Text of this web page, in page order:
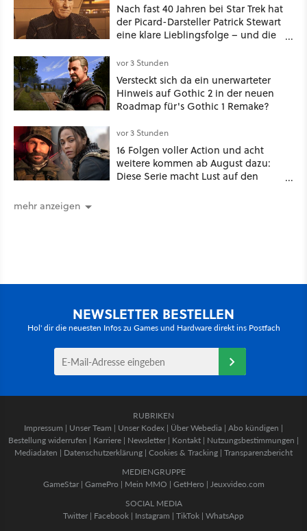
Nach fast 40 Jahren bei Star Trek hat
der Picard-Darsteller Patrick Stewart
eine klare Lieblingsfolge – und die
vor 3 Stunden
Versteckt sich da ein unerwarteter
Hinweis auf Gothic 2 in der neuen
Roadmap für's Gothic 1 Remake?
vor 3 Stunden
16 Folgen voller Action und acht
weitere kommen ab August dazu:
Diese Serie macht Lust auf den
mehr anzeigen
NEWSLETTER BESTELLEN
Hol' dir die neuesten Infos zu Games und Hardware direkt ins Postfach
RUBRIKEN
Impressum | Unser Team | Unser Kodex | Über Webedia | Abo kündigen |
Bestellung widerrufen | Karriere | Newsletter | Kontakt | Nutzungsbestimmungen |
Mediadaten | Datenschutzerklärung | Cookies & Tracking | Transparenzbericht
MEDIENGRUPPE
GameStar| GamePro | Mein MMO | GetHero | Jeuxvideo.com
SOCIAL MEDIA
Twitter | Facebook | Instagram | TikTok | WhatsApp